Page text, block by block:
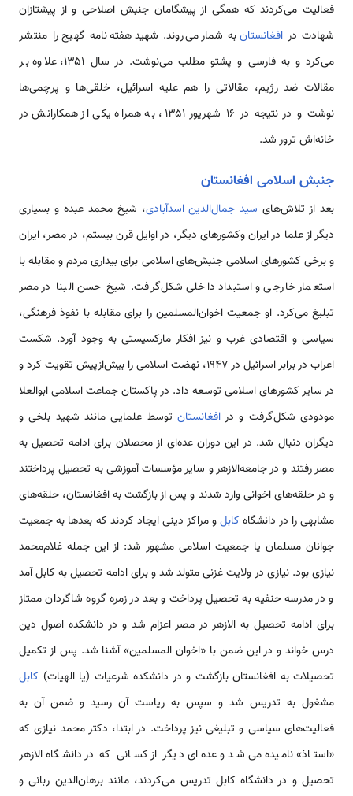
فعالیت می‌کردند که همگی از پیشگامان جنبش اصلاحی و از پیشتازان
شهادت در افغانستانبه شمار می‌روند. شهید هفته‌نامه گهیج را منتشر
می‌کرد و به فارسی و پشتو مطلب می‌نوشت. در سال ۱۳۵۱، علاوه بر
مقالات ضد رژیم، مقالاتی را هم علیه اسرائیل، خلقی‌ها و پرچمی‌ها
نوشت و در نتیجه در ۱۶ شهریور ۱۳۵۱، به همراه یکی از همکارانش در
خانه‌اش ترور شد.
جنبش اسلامی افغانستان
بعد از تلاش‌های سید جمال‌الدین اسدآبادی، شیخ محمد عبده و بسیاری
دیگر از علما در ایران وکشورهای دیگر، در اوایل قرن بیستم، در مصر، ایران
و برخی کشورهای اسلامی جنبش‌های اسلامی برای بیداری مردم و مقابله با
استعمار خارجی و استبداد داخلی شکل‌گرفت. شیخ حسن البنا در مصر
تبلیغ می‌کرد. او جمعیت اخوان‌المسلمین را برای مقابله با نفوذ فرهنگی،
سیاسی و اقتصادی غرب و نیز افکار مارکسیستی به وجود آورد. شکست
اعراب در برابر اسرائیل در ۱۹۴۷، نهضت اسلامی را بیش‌ازپیش تقویت کرد و
در سایر کشورهای اسلامی توسعه داد. در پاکستان جماعت اسلامی ابوالعلا
مودودی شکل‌گرفت و درافغانستان توسط علمایی مانند شهید بلخی و
دیگران دنبال شد. در این دوران عده‌ای از محصلان برای ادامه تحصیل به
مصر رفتند و در جامعه‌الازهر و سایر مؤسسات آموزشی به تحصیل پرداختند
و در حلقه‌های اخوانی وارد شدند و پس از بازگشت به افغانستان، حلقه‌های
مشابهی را در دانشگاه کابلو مراکز دینی ایجاد کردند که بعدها به جمعیت
جوانان مسلمان یا جمعیت اسلامی مشهور شد: از این جمله غلام‌محمد
نیازی بود. نیازی در ولایت غزنی متولد شد و برای ادامه تحصیل به کابل آمد
و در مدرسه حنفیه به تحصیل پرداخت و بعد در زمره گروه شاگردان ممتاز
برای ادامه تحصیل به الازهر در مصر اعزام شد و در دانشکده اصول دین
درس خواند و در این ضمن با «اخوان المسلمین» آشنا شد. پس از تکمیل
تحصیلات به افغانستان بازگشت و در دانشکده شرعیات (یا الهیات) کابل
مشغول به تدریس شد و سپس به ریاست آن رسید و ضمن آن به
فعالیت‌های سیاسی و تبلیغی نیز پرداخت. در ابتدا، دکتر محمد نیازی که
«استاذ» نامیده می‌شد و عده‌ای دیگر از کسانی که در دانشگاه الازهر
تحصیل و در دانشگاه کابل تدریس می‌کردند، مانند برهان‌الدین ربانی و